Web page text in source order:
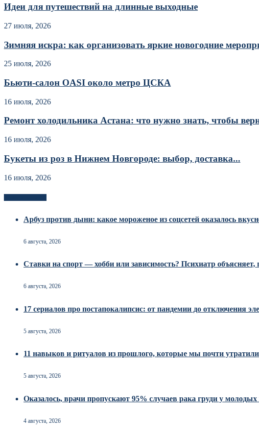
Идеи для путешествий на длинные выходные
27 июля, 2026
Зимняя искра: как организовать яркие новогодние
25 июля, 2026
Бьюти-салон OASI около метро ЦСКА
16 июля, 2026
Ремонт холодильника Астана: что нужно знать, чтобы
16 июля, 2026
Букеты из роз в Нижнем Новгороде: выбор, доставка...
16 июля, 2026
Арбуз против дыни: какое мороженое из соцсетей оказалось
6 августа, 2026
Ставки на спорт — хобби или зависимость? Психиатр объясняет,
6 августа, 2026
17 сериалов про постапокалипсис: от пандемии до отключения
5 августа, 2026
11 навыков и ритуалов из прошлого, которые мы почти
5 августа, 2026
Оказалось, врачи пропускают 95% случаев рака груди у
4 августа, 2026